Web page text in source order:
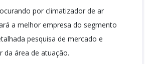
por climatizador de ar
a melhor empresa do segmento
pesquisa de mercado e
da área de atuação.